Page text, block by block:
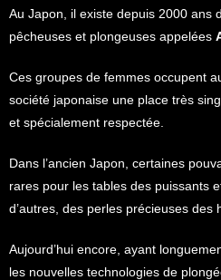
Au Japon, il existe depuis 2000 ans
pêcheuses et plongeuses appelées
Ces groupes de femmes occupent
société japonaise une place très
et spécialement respectée.
Dans l’ancien Japon, certaines
rares pour les tables des puissants
d’autres, des perles précieuses des
Aujourd’hui encore, ayant
les nouvelles technologies de